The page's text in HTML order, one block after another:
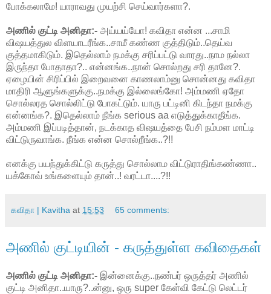
போக்கலாமே! யாராவது முயற்சி செய்வார்களா?.
அணில் குட்டி அனிதா:- அய்யய்யோ! கவிதா என்ன ...சாமி
விஷயத்துல விளயாடரீங்க..சாமீ கண்ண குத்திடும்..தெய்வ
குத்தமாகிடும். இதெல்லாம் நமக்கு சரிப்பட்டு வாரது..நாம நல்லா
இருந்தா போதாதா?.. என்னங்க..நான் சொல்றது சரி தானே?.
ஏழையின் சிரிப்பில் இறைவனை காணலாம்னு சொன்னது கவிதா
மாதிரி ஆளுங்களுக்கு..நமக்கு இல்லைங்கோ! அம்மணி ஏதோ
சொல்லரத சொல்லிட்டு போகட்டும். யாரு பட்டினி கிடந்தா நமக்கு
என்னங்க?. இதெல்லாம் நீங்க serious aa எடுத்துக்காதீங்க.
அம்மணி இப்படித்தான், நடக்காத விஷயத்தை பேசி நம்மள மாட்டி
விட்டுருவாங்க. நீங்க என்ன சொல்றீங்க..?!!
எனக்கு பயந்துக்கிட்டு கருத்து சொல்லாம விட்டுராதிங்கண்ணா..
யக்கோவ் உங்களையும் தான்..! வரட்டா....?!!
கவிதா | Kavitha at 15:53 65 comments:
அணில் குட்டியின் - கருத்துள்ள கவிதைகள்
அணில் குட்டி அனிதா:- இன்னைக்கு..நண்பர் ஒருத்தர் அணில்
குட்டி அனிதா..யாரு?..ன்னு, ஒரு super கேள்வி கேட்டு லெட்டர்